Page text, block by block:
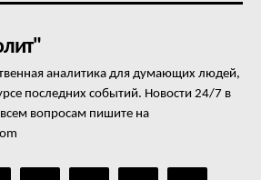
аналитика для думающих людей,
последних событий. Новости 24/7 в
вопросам пишите на